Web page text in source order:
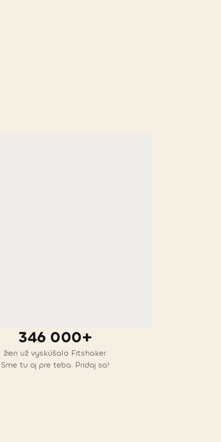
346 000+
žien už vyskúšalo Fitshaker.
Sme tu aj pre teba. Pridaj sa!